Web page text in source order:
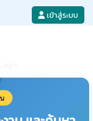
เข้าสู่ระบบ